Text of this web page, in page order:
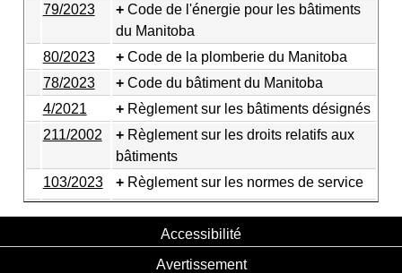
79/2023
Code de l'énergie pour les bâtiments
du Manitoba
80/2023
Code de la plomberie du Manitoba
78/2023
Code du bâtiment du Manitoba
4/2021
Règlement sur les bâtiments désignés
211/2002
Règlement sur les droits relatifs aux
bâtiments
103/2023
Règlement sur les normes de service
Accessibilité
Avertissement